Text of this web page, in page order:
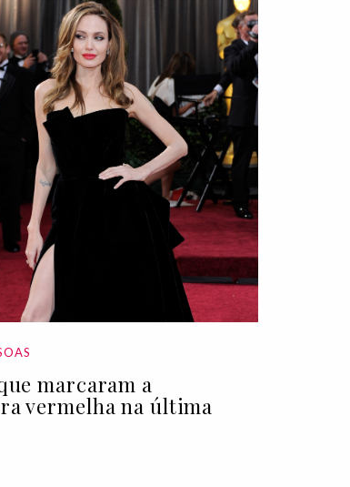
marcaram a
vermelha na última